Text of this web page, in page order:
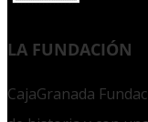
LA FUNDACIÓN
CajaGranada